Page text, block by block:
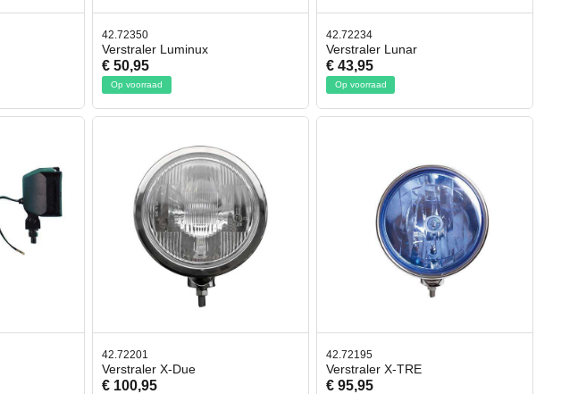
42.72350
Verstraler Luminux
€ 50,95
Op voorraad
42.72234
Verstraler Lunar
€ 43,95
Op voorraad
42.72201
Verstraler X-Due
€ 100,95
42.72195
Verstraler X-TRE
€ 95,95